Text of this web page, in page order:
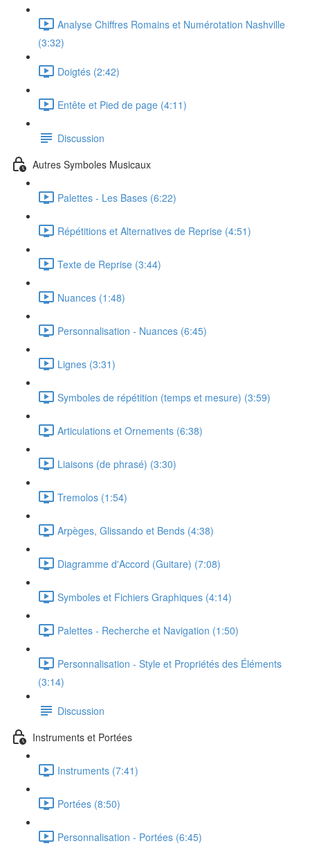
Analyse Chiffres Romains et Numérotation Nashville
(3:32)
Doigtés (2:42)
Entête et Pied de page (4:11)
Discussion
Autres Symboles Musicaux
Palettes - Les Bases (6:22)
Répétitions et Alternatives de Reprise (4:51)
Texte de Reprise (3:44)
Nuances (1:48)
Personnalisation - Nuances (6:45)
Lignes (3:31)
Symboles de répétition (temps et mesure) (3:59)
Articulations et Ornements (6:38)
Liaisons (de phrasé) (3:30)
Tremolos (1:54)
Arpèges, Glissando et Bends (4:38)
Diagramme d'Accord (Guitare) (7:08)
Symboles et Fichiers Graphiques (4:14)
Palettes - Recherche et Navigation (1:50)
Personnalisation - Style et Propriétés des Éléments
(3:14)
Discussion
Instruments et Portées
Instruments (7:41)
Portées (8:50)
Personnalisation - Portées (6:45)